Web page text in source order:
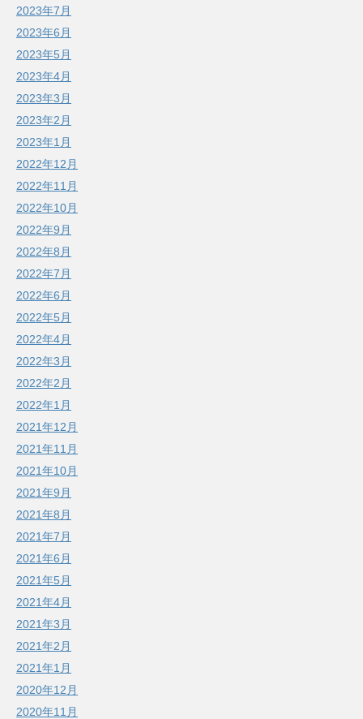
2023年7月
2023年6月
2023年5月
2023年4月
2023年3月
2023年2月
2023年1月
2022年12月
2022年11月
2022年10月
2022年9月
2022年8月
2022年7月
2022年6月
2022年5月
2022年4月
2022年3月
2022年2月
2022年1月
2021年12月
2021年11月
2021年10月
2021年9月
2021年8月
2021年7月
2021年6月
2021年5月
2021年4月
2021年3月
2021年2月
2021年1月
2020年12月
2020年11月